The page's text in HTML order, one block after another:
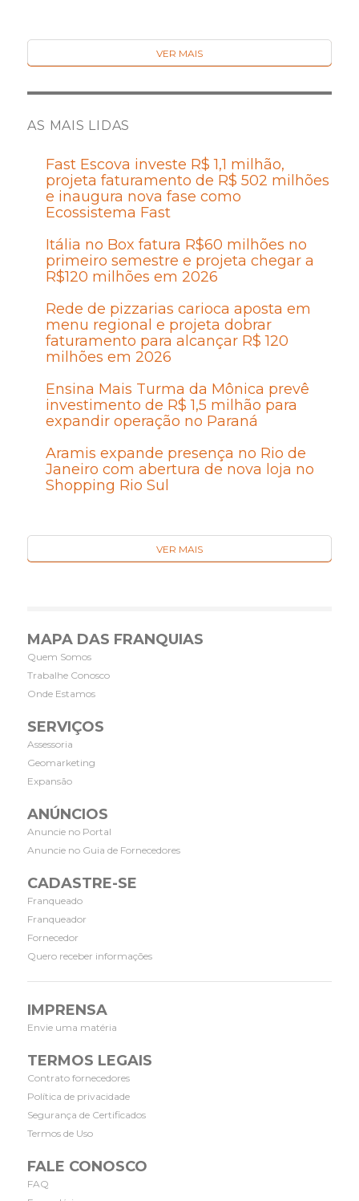
VER MAIS
AS MAIS LIDAS
Fast Escova investe R$ 1,1 milhão,
projeta faturamento de R$ 502 milhões
e inaugura nova fase como
Ecossistema Fast
Itália no Box fatura R$60 milhões no
primeiro semestre e projeta chegar a
R$120 milhões em 2026
Rede de pizzarias carioca aposta em
menu regional e projeta dobrar
faturamento para alcançar R$ 120
milhões em 2026
Ensina Mais Turma da Mônica prevê
investimento de R$ 1,5 milhão para
expandir operação no Paraná
Aramis expande presença no Rio de
Janeiro com abertura de nova loja no
Shopping Rio Sul
VER MAIS
MAPA DAS FRANQUIAS
Quem Somos
Trabalhe Conosco
Onde Estamos
SERVIÇOS
Assessoria
Geomarketing
Expansão
ANÚNCIOS
Anuncie no Portal
Anuncie no Guia de Fornecedores
CADASTRE-SE
Franqueado
Franqueador
Fornecedor
Quero receber informações
IMPRENSA
Envie uma matéria
TERMOS LEGAIS
Contrato fornecedores
Política de privacidade
Segurança de Certificados
Termos de Uso
FALE CONOSCO
FAQ